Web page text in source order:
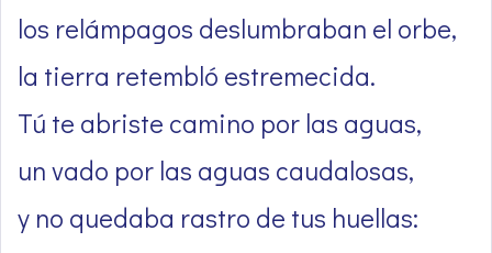
los relámpagos deslumbraban el orbe,
la tierra retembló estremecida.
Tú te abriste camino por las aguas,
un vado por las aguas caudalosas,
y no quedaba rastro de tus huellas: